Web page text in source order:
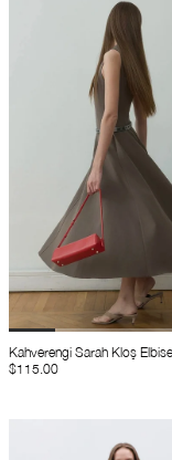
Kahverengi Sarah Kloş Elbise
$115.00